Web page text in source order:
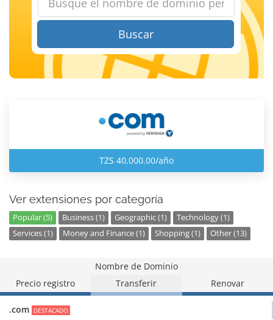
Buscar
TZS 40,000.00/año
Ver extensiones por categoría
Popular (5) Business (1) Geographic (1)
Technology (1)
Services (1)
Money and Finance (1) Shopping (1) Other (13)
Nombre de Dominio
Precio registro
Transferir Renovar
.com DESTACADO